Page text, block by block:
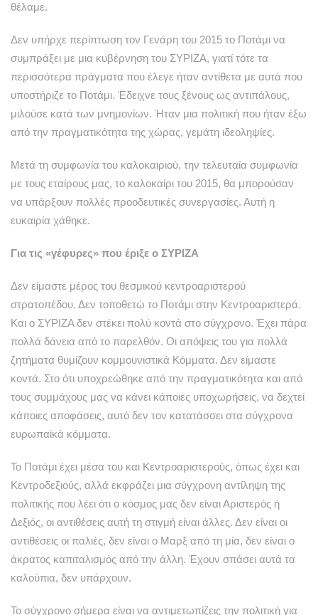
θέλαμε.
Δεν υπήρχε περίπτωση τον Γενάρη του 2015 το Ποτάμι να
συμπράξει με μια κυβέρνηση του ΣΥΡΙΖΑ, γιατί τότε τα
περισσότερα πράγματα που έλεγε ήταν αντίθετα με αυτά που
υποστήριζε το Ποτάμι. Έδειχνε τους ξένους ως αντιπάλους,
μιλούσε κατά των μνημονίων. Ήταν μια πολιτική που ήταν έξω
από την πραγματικότητα της χώρας, γεμάτη ιδεοληψίες.
Μετά τη συμφωνία του καλοκαιριού, την τελευταία συμφωνία
με τους εταίρους μας, το καλοκαίρι του 2015, θα μπορούσαν
να υπάρξουν πολλές προοδευτικές συνεργασίες. Αυτή η
ευκαιρία χάθηκε.
Για τις «γέφυρες» που έριξε ο ΣΥΡΙΖΑ
Δεν είμαστε μέρος του θεσμικού κεντροαριστερού
στρατοπέδου. Δεν τοποθετώ το Ποτάμι στην Κεντροαριστερά.
Και ο ΣΥΡΙΖΑ δεν στέκει πολύ κοντά στο σύγχρονο. Έχει πάρα
πολλά δάνεια από το παρελθόν. Οι απόψεις του για πολλά
ζητήματα θυμίζουν κομμουνιστικά Κόμματα. Δεν είμαστε
κοντά. Στο ότι υποχρεώθηκε από την πραγματικότητα και από
τους συμμάχους μας να κάνει κάποιες υποχωρήσεις, να δεχτεί
κάποιες αποφάσεις, αυτό δεν τον κατατάσσει στα σύγχρονα
ευρωπαϊκά κόμματα.
Το Ποτάμι έχει μέσα του και Κεντροαριστερούς, όπως έχει και
Κεντροδεξιούς, αλλά εκφράζει μια σύγχρονη αντίληψη της
πολιτικής που λέει ότι ο κόσμος μας δεν είναι Αριστερός ή
Δεξιός, οι αντιθέσεις αυτή τη στιγμή είναι άλλες. Δεν είναι οι
αντιθέσεις οι παλιές, δεν είναι ο Μαρξ από τη μία, δεν είναι ο
άκρατος καπιταλισμός από την άλλη. Έχουν σπάσει αυτά τα
καλούπια, δεν υπάρχουν.
Το σύγχρονο σήμερα είναι να αντιμετωπίζεις την πολιτική για